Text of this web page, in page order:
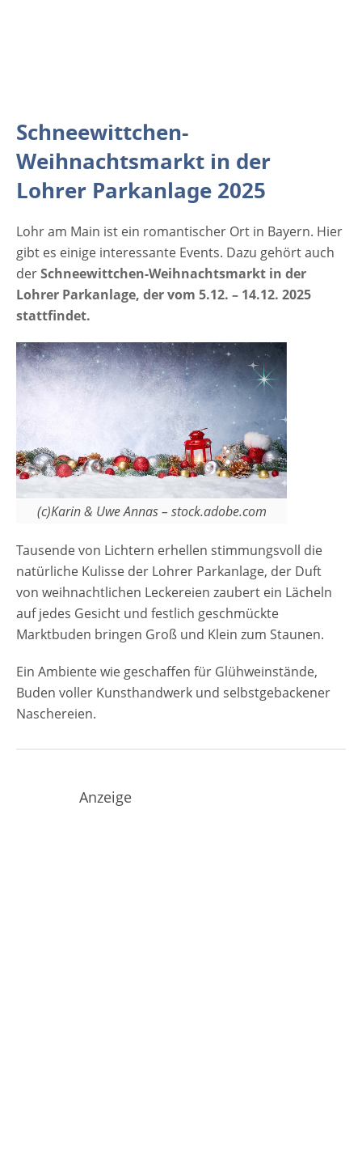
11.30 Uhr bis 21.00 Uhr Sonntag,
14.12.2025 11.30 Uhr bis 20.00 Uhr
Veranstaltungsort Weihnachtsmarkt in der
Lohrer Anlage 2025 Innenstadt 97816 Lohr
a.Main Bayern Deutschland Weitere…
Schneewittchen-
Weihnachtsmarkt in der
Lohrer Parkanlage 2025
Lohr am Main ist ein romantischer Ort in Bayern. Hier
gibt es einige interessante Events. Dazu gehört auch
derSchneewittchen-Weihnachtsmarkt in der
Lohrer Parkanlage, der vom 5.12. – 14.12. 2025
stattfindet.
(c)Karin & Uwe Annas – stock.adobe.com
Tausende von Lichtern erhellen stimmungsvoll die
natürliche Kulisse der Lohrer Parkanlage, der Duft
von weihnachtlichen Leckereien zaubert ein Lächeln
auf jedes Gesicht und festlich geschmückte
Marktbuden bringen Groß und Klein zum Staunen.
Ein Ambiente wie geschaffen für Glühweinstände,
Buden voller Kunsthandwerk und selbstgebackener
Naschereien.
Anzeige